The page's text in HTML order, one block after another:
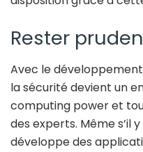
Rester
Avec le développement
la sécurité devient un
computing power et
des experts. Même s’il
développe des